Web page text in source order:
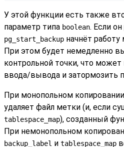
У этой функции есть также
параметр типа boolean. Если
pg_start_backup начнёт
При этом будет немедленно
контрольной точки, что
ввода/вывода и затормозить
При монопольном
удаляет файл метки (и, если
tablespace_map), созданный
При немонопольном
backup_label и tablespace_map